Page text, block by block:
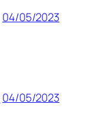
04/05/2023
04/05/2023